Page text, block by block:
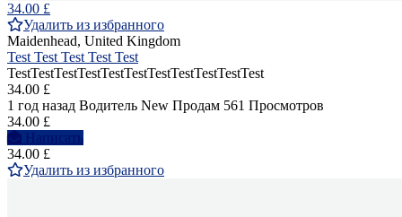
34.00 £
Удалить из избранного
Maidenhead, United Kingdom
Test Test Test Test Test
TestTestTestTestTestTestTestTestTestTestTest
34.00 £
1 год назад Водитель New Продам 561 Просмотров
34.00 £
Написать
34.00 £
Удалить из избранного